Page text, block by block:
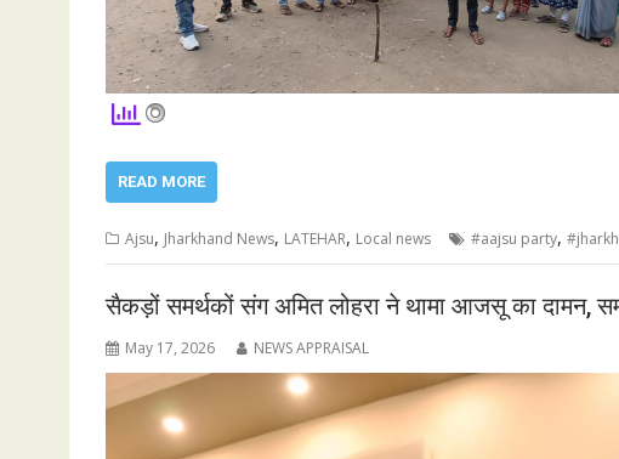
READ MORE
Ajsu, Jharkhand News, LATEHAR, Local news #aajsu party,
सैकड़ों समर्थकों संग अमित लोहरा ने थामा आजसू का दामन,
May 17, 2026 NEWS APPRAISAL